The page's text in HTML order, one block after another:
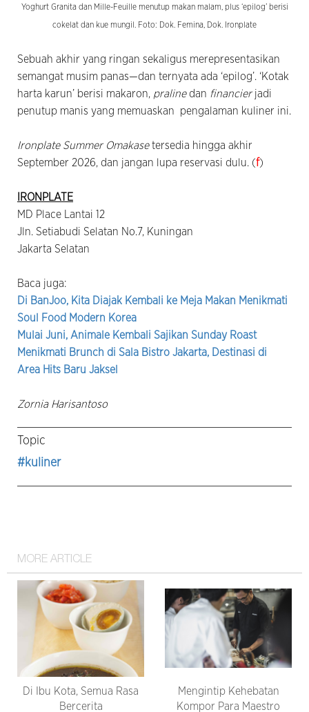
Yoghurt Granita dan Mille-Feuille menutup makan malam, plus ‘epilog’ berisi
cokelat dan kue mungil. Foto: Dok. Femina, Dok. Ironplate
Sebuah akhir yang ringan sekaligus merepresentasikan
semangat musim panas—dan ternyata ada ‘epilog’. ‘Kotak
harta karun’ berisi makaron, pralinedan financier jadi
penutup manis yang memuaskan pengalaman kuliner ini.
Ironplate Summer Omakasetersedia hingga akhir
September 2026, dan jangan lupa reservasi dulu. (f)
IRONPLATE
MD Place Lantai 12
Jln. Setiabudi Selatan No.7, Kuningan
Jakarta Selatan
Baca juga:
Di BanJoo, Kita Diajak Kembali ke Meja Makan Menikmati
Soul Food Modern Korea
Mulai Juni, Animale Kembali Sajikan Sunday Roast
Menikmati Brunch di Sala Bistro Jakarta, Destinasi di
Area Hits Baru Jaksel
Zornia Harisantoso
Topic
#kuliner
MORE ARTICLE
Di Ibu Kota, Semua Rasa
Bercerita
Mengintip Kehebatan
Kompor Para Maestro